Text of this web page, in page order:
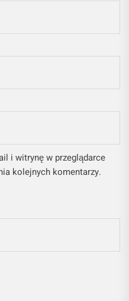
i witrynę w przeglądarce
kolejnych komentarzy.